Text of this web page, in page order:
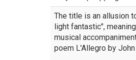
The title is an allusion
light fantastic",
musical
poem L'Allegro by